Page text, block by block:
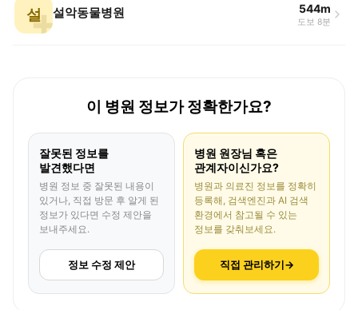
설 설악동물병원 544m
도보 8분
이 병원 정보가 정확한가요?
잘못된 정보를
발견했다면
병원 정보 중 잘못된 내용이
있거나, 직접 방문 후 알게 된
정보가 있다면 수정 제안을
보내주세요.
정보 수정 제안
병원 원장님 혹은
관계자이신가요?
병원과 의료진 정보를 정확히
등록해, 검색엔진과 AI 검색
환경에서 참고될 수 있는
정보를 갖춰보세요.
직접 관리하기→